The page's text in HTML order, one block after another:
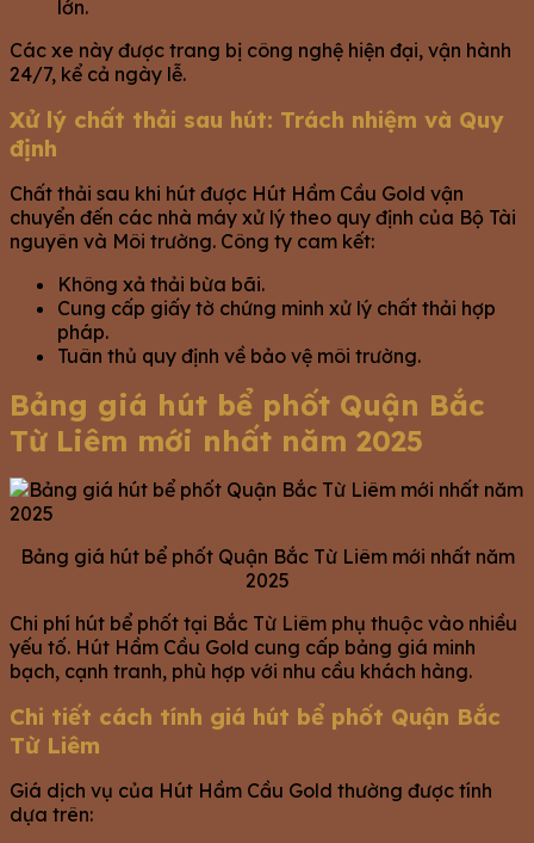
lớn.
Các xe này được trang bị công nghệ hiện đại, vận hành
24/7, kể cả ngày lễ.
Xử lý chất thải sau hút: Trách nhiệm và Quy
định
Chất thải sau khi hút được Hút Hầm Cầu Gold vận
chuyển đến các nhà máy xử lý theo quy định của Bộ Tài
nguyên và Môi trường. Công ty cam kết:
Không xả thải bừa bãi.
Cung cấp giấy tờ chứng minh xử lý chất thải hợp
pháp.
Tuân thủ quy định về bảo vệ môi trường.
Bảng giá hút bể phốt Quận Bắc
Từ Liêm mới nhất năm 2025
Bảng giá hút bể phốt Quận Bắc Từ Liêm mới nhất năm
2025
Chi phí hút bể phốt tại Bắc Từ Liêm phụ thuộc vào nhiều
yếu tố. Hút Hầm Cầu Gold cung cấp bảng giá minh
bạch, cạnh tranh, phù hợp với nhu cầu khách hàng.
Chi tiết cách tính giá hút bể phốt Quận Bắc
Từ Liêm
Giá dịch vụ của Hút Hầm Cầu Gold thường được tính
dựa trên: